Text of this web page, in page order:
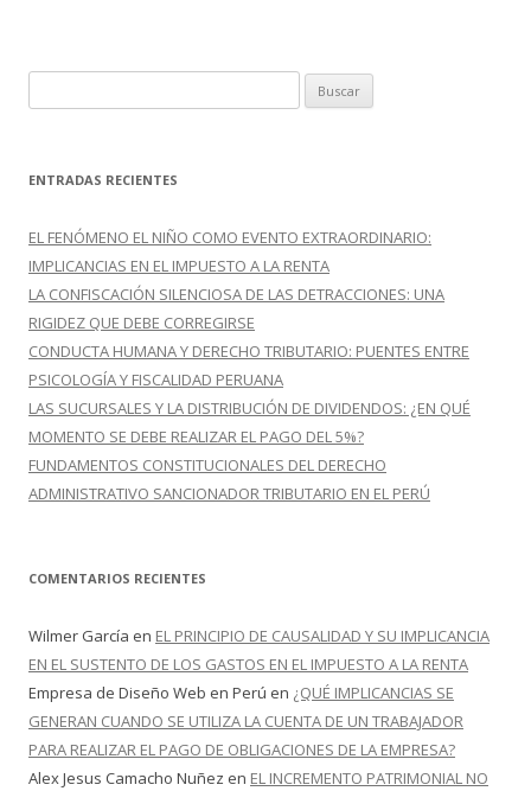
u
c
r
:
ENTRADAS RECIENTES
EL FENÓMENO EL NIÑO COMO EVENTO EXTRAORDINARIO:
IMPLICANCIAS EN EL IMPUESTO A LA RENTA
LA CONFISCACIÓN SILENCIOSA DE LAS DETRACCIONES: UNA
RIGIDEZ QUE DEBE CORREGIRSE
CONDUCTA HUMANA Y DERECHO TRIBUTARIO: PUENTES ENTRE
PSICOLOGÍA Y FISCALIDAD PERUANA
LAS SUCURSALES Y LA DISTRIBUCIÓN DE DIVIDENDOS: ¿EN QUÉ
MOMENTO SE DEBE REALIZAR EL PAGO DEL 5%?
FUNDAMENTOS CONSTITUCIONALES DEL DERECHO
ADMINISTRATIVO SANCIONADOR TRIBUTARIO EN EL PERÚ
COMENTARIOS RECIENTES
Wilmer García en EL PRINCIPIO DE CAUSALIDAD Y SU IMPLICANCIA
EN EL SUSTENTO DE LOS GASTOS EN EL IMPUESTO A LA RENTA
Empresa de Diseño Web en Perú en ¿QUÉ IMPLICANCIAS SE
GENERAN CUANDO SE UTILIZA LA CUENTA DE UN TRABAJADOR
PARA REALIZAR EL PAGO DE OBLIGACIONES DE LA EMPRESA?
Alex Jesus Camacho Nuñez en EL INCREMENTO PATRIMONIAL NO